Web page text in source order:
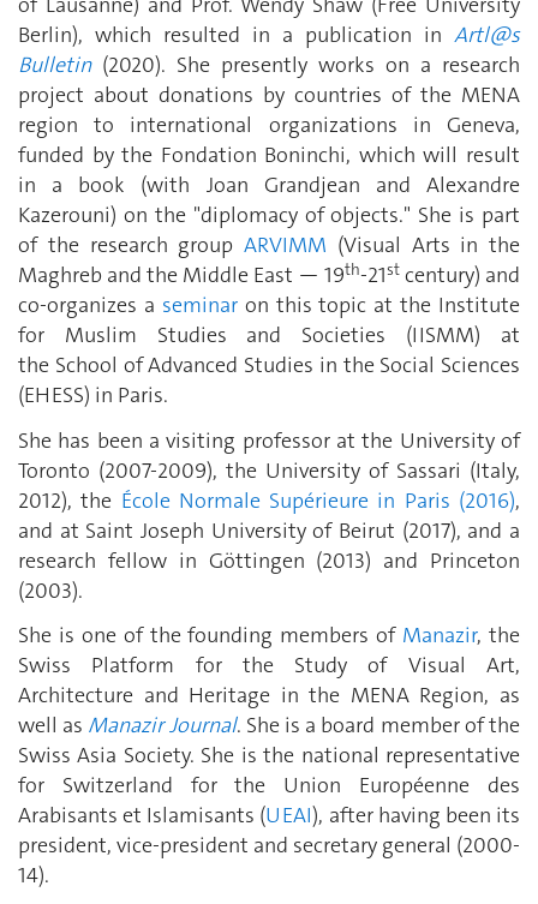
Berlin), which resulted in a publication in Artl@s
Bulletin (2020). She presently works on a research
project about donations by countries of the MENA
region to international organizations in Geneva,
funded by the Fondation Boninchi, which will result
in a book (with Joan Grandjean and Alexandre
Kazerouni) on the "diplomacy of objects." She is part
of the research group ARVIMM (Visual Arts in the
Maghreb and the Middle East — 19th-21st century) and
co-organizes a seminaron this topic at the Institute
for Muslim Studies and Societies (IISMM) at
the School of Advanced Studies in the Social Sciences
(EHESS) in Paris.
She has been a visiting professor at the University of
Toronto (2007-2009), the University of Sassari (Italy,
2012), the École Normale Supérieure in Paris (2016),
and at Saint Joseph University of Beirut (2017), and a
research fellow in Göttingen (2013) and Princeton
(2003).
She is one of the founding members of Manazir, the
Swiss Platform for the Study of Visual Art,
Architecture and Heritage in the MENA Region, as
well as Manazir Journal. She is a board member of the
Swiss Asia Society. She is the national representative
for Switzerland for the Union Européenne des
Arabisants et Islamisants (UEAI), after having been its
president, vice-president and secretary general (2000-
14).